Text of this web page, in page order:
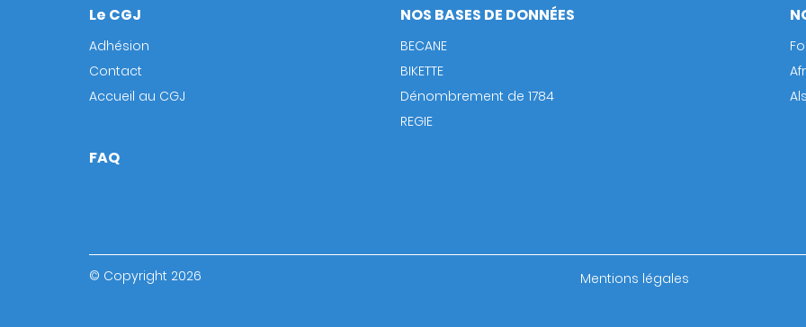
Footer
Le CGJ
Adhésion
Contact
Accueil au CGJ
NOS BASES DE DONNÉES
BECANE
BIKETTE
Dénombrement de 1784
REGIE
FAQ
© Copyright 2026
bottom
Mentions légales